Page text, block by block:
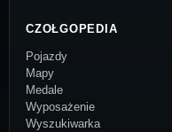
CZOŁGOPEDIA
Pojazdy
Mapy
Medale
Wyposażenie
Wyszukiwarka